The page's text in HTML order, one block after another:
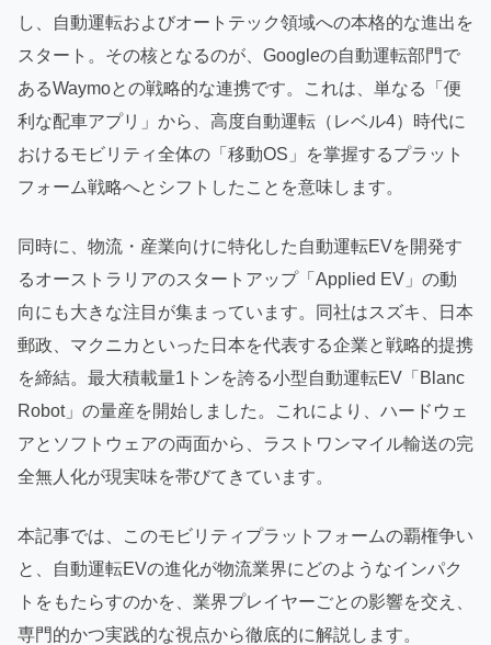
し、自動運転およびオートテック領域への本格的な進出を
スタート。その核となるのが、Googleの自動運転部門で
あるWaymoとの戦略的な連携です。これは、単なる「便
利な配車アプリ」から、高度自動運転（レベル4）時代に
おけるモビリティ全体の「移動OS」を掌握するプラット
フォーム戦略へとシフトしたことを意味します。
同時に、物流・産業向けに特化した自動運転EVを開発す
るオーストラリアのスタートアップ「Applied EV」の動
向にも大きな注目が集まっています。同社はスズキ、日本
郵政、マクニカといった日本を代表する企業と戦略的提携
を締結。最大積載量1トンを誇る小型自動運転EV「Blanc
Robot」の量産を開始しました。これにより、ハードウェ
アとソフトウェアの両面から、ラストワンマイル輸送の完
全無人化が現実味を帯びてきています。
本記事では、このモビリティプラットフォームの覇権争い
と、自動運転EVの進化が物流業界にどのようなインパク
トをもたらすのかを、業界プレイヤーごとの影響を交え、
専門的かつ実践的な視点から徹底的に解説します。